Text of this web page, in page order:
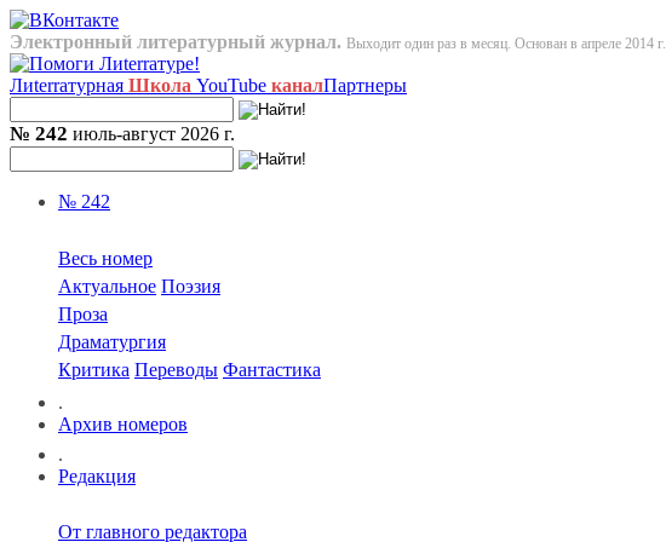
Электронный литературный журнал. Выходит один раз в месяц. Основан в апреле 2014 г.
Лиterraтурная Школа YouTube каналПартнеры
№ 242 июль-август 2026 г.
№ 242
Весь номер
Актуальное Поэзия
Проза
Драматургия
Критика Переводы Фантастика
.
Архив номеров
.
Редакция
От главного редактора